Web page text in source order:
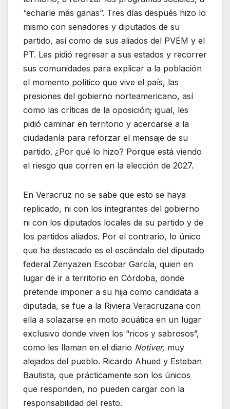
“echarle más ganas”. Tres días después hizo lo
mismo con senadores y diputados de su
partido, así como de sus aliados del PVEM y el
PT. Les pidió regresar a sus estados y recorrer
sus comunidades para explicar a la población
el momento político que vive el país, las
presiones del gobierno norteamericano, así
como las críticas de la oposición; igual, les
pidió caminar en territorio y acercarse a la
ciudadanía para reforzar el mensaje de su
partido. ¿Por qué lo hizo? Porque está viendo
el riesgo que corren en la elección de 2027.
En Veracruz no se sabe que esto se haya
replicado, ni con los integrantes del gobierno
ni con los diputados locales de su partido y de
los partidos aliados. Por el contrario, lo único
que ha destacado es el escándalo del diputado
federal Zenyazen Escobar García, quien en
lugar de ir a territorio en Córdoba, donde
pretende imponer a su hija como candidata a
diputada, se fue a la Riviera Veracruzana con
ella a solazarse en moto acuática en un lugar
exclusivo donde viven los “ricos y sabrosos”,
como les llaman en el diario Notiver, muy
alejados del pueblo. Ricardo Ahued y Esteban
Bautista, que prácticamente son los únicos
que responden, no pueden cargar con la
responsabilidad del resto.